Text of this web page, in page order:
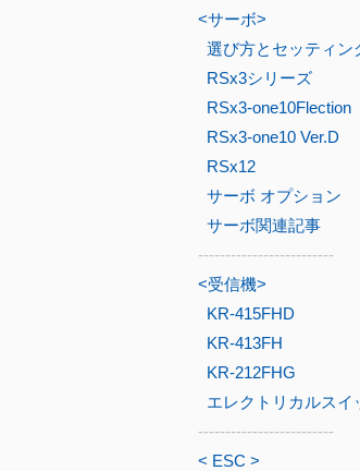
<サーボ>
選び方とセッティン
RSx3シリーズ
RSx3-one10Flection
RSx3-one10 Ver.D
RSx12
サーボ オプション
サーボ関連記事
-------------------------
<受信機>
KR-415FHD
KR-413FH
KR-212FHG
エレクトリカルスイ
-------------------------
< ESC >